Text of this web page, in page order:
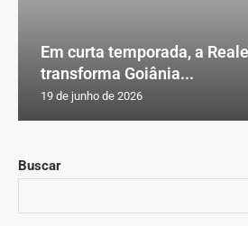
Buscar
Em curta temporada, a
transforma Goiânia...
19 de junho de 2026